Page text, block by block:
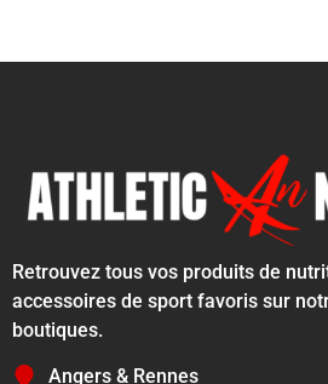
Retrouvez tous vos produits de
accessoires de sport favoris sur
boutiques.
Angers & Rennes